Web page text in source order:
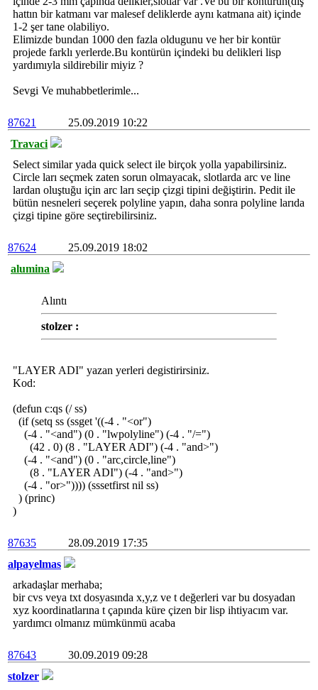
hattın bir katmanı var malesef deliklerde aynı katmana ait) içinde
1-2 şer tane olabiliyo.
Elimizde bundan 1000 den fazla oldugunu ve her bir kontür
projede farklı yerlerde.Bu kontürün içindeki bu delikleri lisp
yardımıyla sildirebilir miyiz ?
Sevgi Ve muhabbetlerimle...
87621
25.09.2019 10:22
Travaci
Select similar yada quick select ile birçok yolla yapabilirsiniz.
Circle ları seçmek zaten sorun olmayacak, slotlarda arc ve line
lardan oluştuğu için arc ları seçip çizgi tipini değiştirin. Pedit ile
bütün nesneleri seçerek polyline yapın, daha sonra polyline larıda
çizgi tipine göre seçtirebilirsiniz.
87624
25.09.2019 18:02
alumina
Alıntı
stolzer :
"LAYER ADI" yazan yerleri degistirirsiniz.
Kod:
(defun c:qs (/ ss)
(if (setq ss (ssget '((-4 . "<or")
(-4 . "<and") (0 . "lwpolyline") (-4 . "/=")
(42 . 0) (8 . "LAYER ADI") (-4 . "and>")
(-4 . "<and") (0 . "arc,circle,line")
(8 . "LAYER ADI") (-4 . "and>")
(-4 . "or>")))) (sssetfirst nil ss)
) (princ)
)
87635
28.09.2019 17:35
alpayelmas
arkadaşlar merhaba;
bir cvs veya txt dosyasında x,y,z ve t değerleri var bu dosyadan
xyz koordinatlarına t çapında küre çizen bir lisp ihtiyacım var.
yardımcı olmanız mümkünmü acaba
87643
30.09.2019 09:28
stolzer